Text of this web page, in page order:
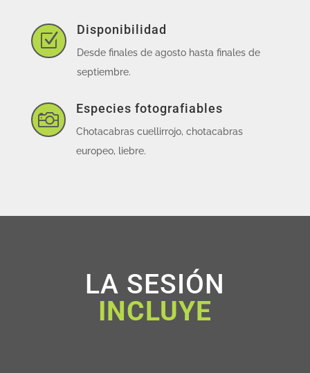
Z
Disponibilidad
Desde finales de agosto hasta finales de
septiembre.

Especies fotografiables
Chotacabras cuellirrojo, chotacabras
europeo, liebre.
LA SESIÓN
INCLUYE